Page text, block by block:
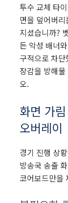
투수 교체 타
면을 덮어버
지셨습니까?
든 악성 배너
구적으로 차
장감을 방해
오.
화면 가
오버레이
경기 진행 상
방송국 송출
코어보드만을